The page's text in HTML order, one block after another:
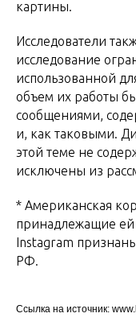
картины.
Исследователи
исследование
использованной
объем их работы
сообщениями,
и, как таковыми.
этой теме не
исключены из
* Американская
принадлежащие ей
Instagram
РФ.
Ссылка на источник: